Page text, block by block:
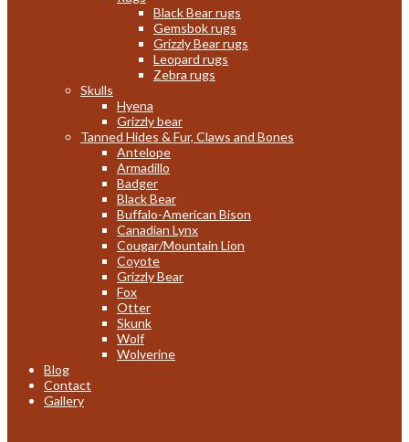
Black Bear rugs
Gemsbok rugs
Grizzly Bear rugs
Leopard rugs
Zebra rugs
Skulls
Hyena
Grizzly bear
Tanned Hides & Fur, Claws and Bones
Antelope
Armadillo
Badger
Black Bear
Buffalo-American Bison
Canadian Lynx
Cougar/Mountain Lion
Coyote
Grizzly Bear
Fox
Otter
Skunk
Wolf
Wolverine
Blog
Contact
Gallery